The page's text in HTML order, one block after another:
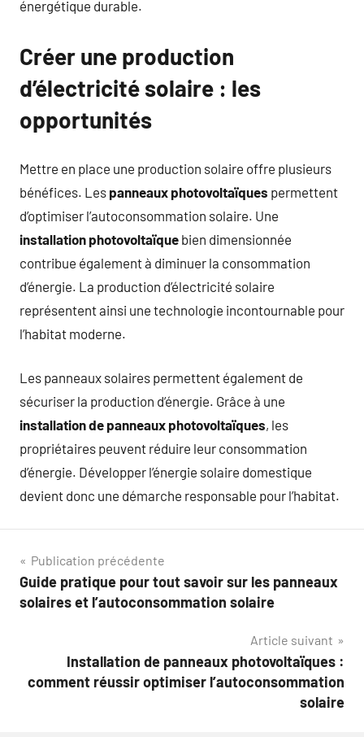
énergétique durable.
Créer une production
d’électricité solaire : les
opportunités
Mettre en place une production solaire offre plusieurs
bénéfices. Les panneaux photovoltaïques permettent
d’optimiser l’autoconsommation solaire. Une
installation photovoltaïque bien dimensionnée
contribue également à diminuer la consommation
d’énergie. La production d’électricité solaire
représentent ainsi une technologie incontournable pour
l’habitat moderne.
Les panneaux solaires permettent également de
sécuriser la production d’énergie. Grâce à une
installation de panneaux photovoltaïques, les
propriétaires peuvent réduire leur consommation
d’énergie. Développer l’énergie solaire domestique
devient donc une démarche responsable pour l’habitat.
Navigation
de
Publication précédente
Guide pratique pour tout savoir sur les panneaux
solaires et l’autoconsommation solaire
Article suivant
Installation de panneaux photovoltaïques :
comment réussir optimiser l’autoconsommation
solaire